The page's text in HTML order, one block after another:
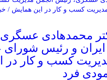
محمدهادی
و رئیس شورای
کسب و کار در
فرد